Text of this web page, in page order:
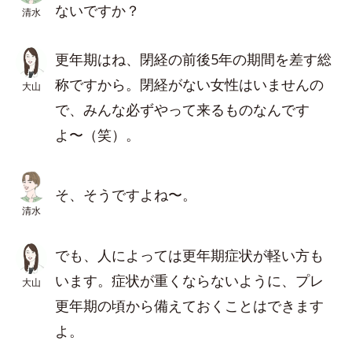
清水
ないですか？
大山
更年期はね、閉経の前後5年の期間を差す総
称ですから。閉経がない女性はいませんの
で、みんな必ずやって来るものなんです
よ〜（笑）。
清水
そ、そうですよね〜。
大山
でも、人によっては更年期症状が軽い方も
います。症状が重くならないように、プレ
更年期の頃から備えておくことはできます
よ。